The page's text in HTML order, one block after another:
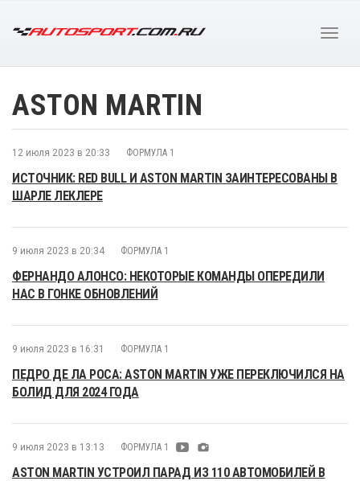
ASTON MARTIN
12 июля 2023 в 20:33 ФОРМУЛА 1
ИСТОЧНИК: RED BULL И ASTON MARTIN ЗАИНТЕРЕСОВАНЫ В
ШАРЛЕ ЛЕКЛЕРЕ
9 июля 2023 в 20:34 ФОРМУЛА 1
ФЕРНАНДО АЛОНСО: НЕКОТОРЫЕ КОМАНДЫ ОПЕРЕДИЛИ
НАС В ГОНКЕ ОБНОВЛЕНИЙ
9 июля 2023 в 16:31 ФОРМУЛА 1
ПЕДРО ДЕ ЛА РОСА: ASTON MARTIN УЖЕ ПЕРЕКЛЮЧИЛСЯ НА
БОЛИД ДЛЯ 2024 ГОДА
9 июля 2023 в 13:13 ФОРМУЛА 1
ASTON MARTIN УСТРОИЛ ПАРАД ИЗ 110 АВТОМОБИЛЕЙ В